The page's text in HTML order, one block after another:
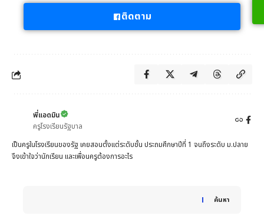
ติดตาม
พี่แอดมิน
ครูโรงเรียนรัฐบาล
เป็นครูในโรงเรียนของรัฐ เคยสอนตั้งแต่ระดับชั้น ประถมศึกษาปีที่ 1 จนถึงระดับ ม.ปลาย
จึงเข้าใจว่านักเรียน และเพื่อนครูต้องการอะไร
ค้นหา
When autocomplete results are available use up and